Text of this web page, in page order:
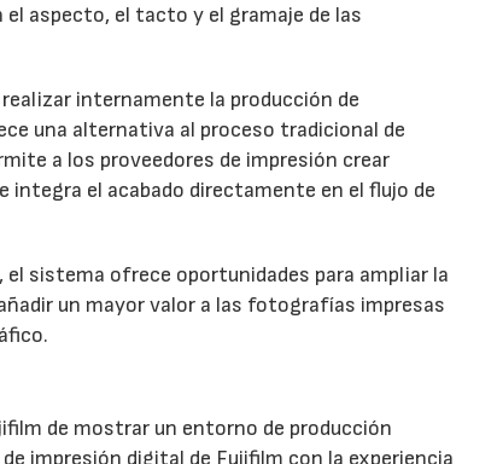
aspecto, el tacto y el gramaje de las
internamente la producción de
una alternativa al proceso tradicional de
a los proveedores de impresión crear
el acabado directamente en el flujo de
sistema ofrece oportunidades para ampliar la
un mayor valor a las fotografías impresas
de mostrar un entorno de producción
impresión digital de Fujifilm con la experiencia